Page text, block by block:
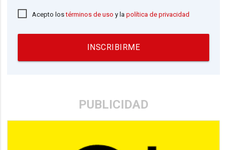
Acepto lostérminos de uso y lapolítica de privacidad
INSCRIBIRME
PUBLICIDAD